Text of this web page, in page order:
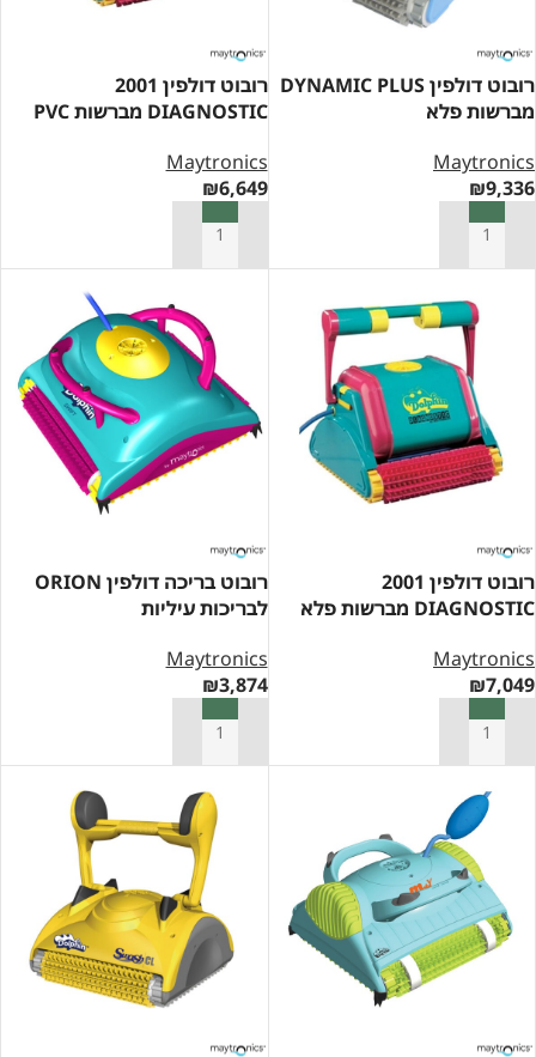
רובוט דולפין DYNAMIC PLUS
מברשות פלא
Maytronics
₪9,336
הוספה לסל
רובוט דולפין 2001
DIAGNOSTIC מברשות PVC
Maytronics
₪6,649
הוספה לסל
רובוט דולפין 2001
DIAGNOSTIC מברשות פלא
Maytronics
₪7,049
הוספה לסל
רובוט בריכה דולפין ORION
לבריכות עיליות
Maytronics
₪3,874
הוספה לסל